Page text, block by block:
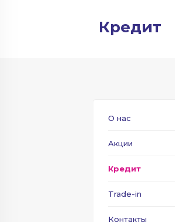
Кредит
О нас
Акции
Кредит
Trade-in
Контакты